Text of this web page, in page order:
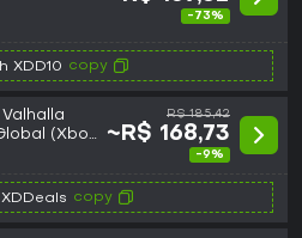
-73%
XDD10 copy
(Xbox
R$ 185,42
~R$ 168,73
-9%
copy